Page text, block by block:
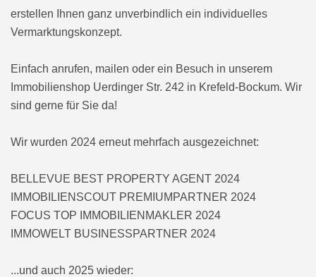
erstellen Ihnen ganz unverbindlich ein individuelles
Vermarktungskonzept.
Einfach anrufen, mailen oder ein Besuch in unserem
Immobilienshop Uerdinger Str. 242 in Krefeld-Bockum. Wir
sind gerne für Sie da!
Wir wurden 2024 erneut mehrfach ausgezeichnet:
BELLEVUE BEST PROPERTY AGENT 2024
IMMOBILIENSCOUT PREMIUMPARTNER 2024
FOCUS TOP IMMOBILIENMAKLER 2024
IMMOWELT BUSINESSPARTNER 2024
...und auch 2025 wieder: